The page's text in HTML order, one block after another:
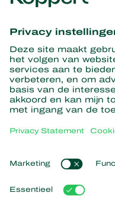
Ontvang het
informatie
Partners with Nature
Roofmijten
Roofinsecten
Nuttige nematoden
Nuttige micro-organismen
Gewasbescherming
Nieuws en informatie
Werken bij Koppert
Populaire links
Ervaringen van klanten